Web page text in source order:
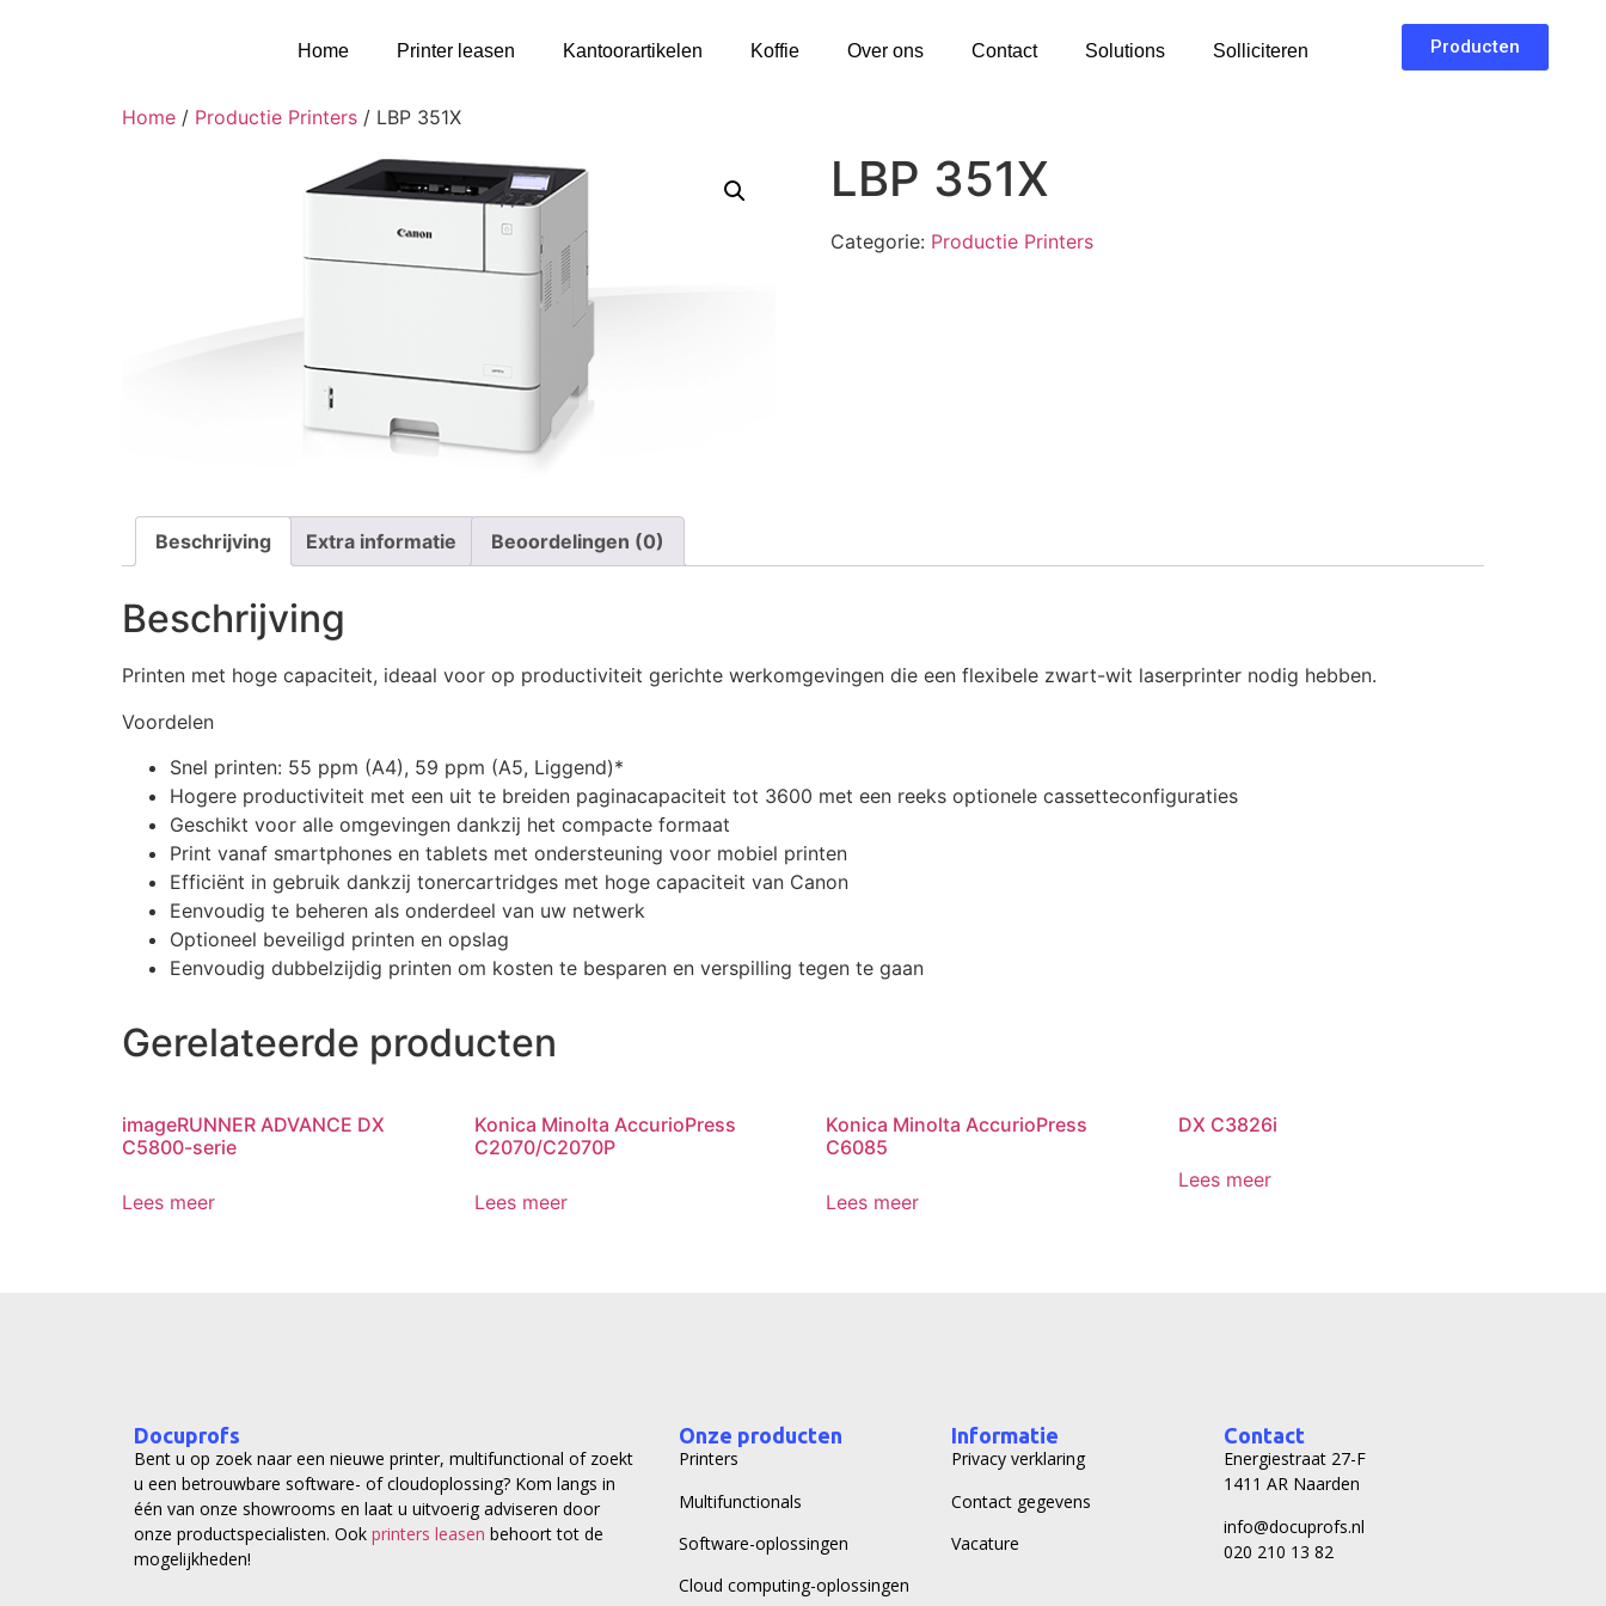
Home Printer leasen Kantoorartikelen Koffie Over ons Contact Solutions Solliciteren Producten
Home / Productie Printers / LBP 351X
LBP 351X
Categorie: Productie Printers
Beschrijving Extra informatie Beoordelingen (0)
Beschrijving
Printen met hoge capaciteit, ideaal voor op productiviteit gerichte werkomgevingen die een flexibele zwart-wit laserprinter nodig hebben.
Voordelen
Snel printen: 55 ppm (A4), 59 ppm (A5, Liggend)*
Hogere productiviteit met een uit te breiden paginacapaciteit tot 3600 met een reeks optionele cassetteconfiguraties
Geschikt voor alle omgevingen dankzij het compacte formaat
Print vanaf smartphones en tablets met ondersteuning voor mobiel printen
Efficiënt in gebruik dankzij tonercartridges met hoge capaciteit van Canon
Eenvoudig te beheren als onderdeel van uw netwerk
Optioneel beveiligd printen en opslag
Eenvoudig dubbelzijdig printen om kosten te besparen en verspilling tegen te gaan
Gerelateerde producten
imageRUNNER ADVANCE DX
C5800-serie
Lees meer
Konica Minolta AccurioPress
C2070/C2070P
Lees meer
Konica Minolta AccurioPress
C6085
Lees meer
DX C3826i
Lees meer
Docuprofs
Bent u op zoek naar een nieuwe printer, multifunctional of zoekt
u een betrouwbare software- of cloudoplossing? Kom langs in
één van onze showrooms en laat u uitvoerig adviseren door
onze productspecialisten. Ook printers leasen behoort tot de
mogelijkheden!
Onze producten
Printers
Multifunctionals
Software-oplossingen
Cloud computing-oplossingen
Informatie
Privacy verklaring
Contact gegevens
Vacature
Contact
Energiestraat 27-F
1411 AR Naarden
info@docuprofs.nl
020 210 13 82